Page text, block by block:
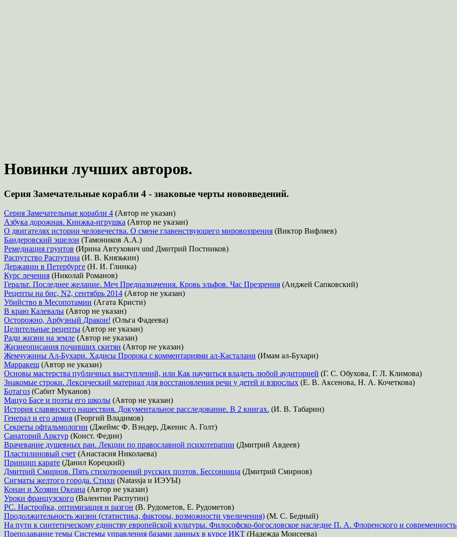
Новинки лучших авторов.
Серия Замечательные корабли 4 - знаковые черты нововведений.
Серия Замечательные корабли 4 (Автор не указан)
Азбука дорожная. Книжка-игрушка (Автор не указан)
О двигателях истории человечества. О смене главенствующего мировоззрения (Виктор Вифляев)
Бандеровский эшелон (Тамоников А.А.)
Ремедиация грунтов (Ирина Автухович und Дмитрий Постников)
Распутство Распутина (И. В. Князькин)
Державин в Петербурге (Н. И. Глинка)
Курс лечения (Николай Романов)
Геральт. Последнее желание. Меч Предназначения. Кровь эльфов. Час Презрения (Анджей Сапковский)
Рецепты на бис, N2, сентябрь 2014 (Автор не указан)
Убийство в Месопотамии (Агата Кристи)
В краю Калевалы (Автор не указан)
Осторожно, Арбузный Дракон! (Ольга Фадеева)
Целительные рецепты (Автор не указан)
Ради жизни на земле (Автор не указан)
Жизнеописания почивших скитян (Автор не указан)
Жемчужины Ал-Бухари. Хадисы Пророка с комментариями ал-Касталани (Имам ал-Бухари)
Марракеш (Автор не указан)
Основы мастерства публичных выступлений, или Как научиться владеть любой аудиторией (Г. С. Обухова, Г. Л. Климова)
Знакомые строки. Лексический материал для восстановления речи у детей и взрослых (Е. В. Аксенова, Н. А. Кочеткова)
Ботагоз (Сабит Муканов)
Мацуо Басе и поэты его школы (Автор не указан)
История славянского нашествия. Документальное расследование. В 2 книгах. (И. В. Табарин)
Генерал и его армия (Георгий Владимов)
Секреты офтальмологии (Джеймс Ф. Вэндер, Дженис А. Голт)
Санаторий Арктур (Конст. Федин)
Врачевание душевных ран. Лекции по православной психотерапии (Дмитрий Авдеев)
Пластилиновый счет (Анастасия Николаева)
Принцип карате (Данил Корецкий)
Дмитрий Смирнов. Пять стихотворений русских поэтов. Бессонница (Дмитрий Смирнов)
Сигматы желтого города. Стихи (Natassja и ИЭУЫ)
Конан и Хозяин Океана (Автор не указан)
Уроки французского (Валентин Распутин)
PC. Настройка, оптимизация и разгон (В. Рудометов, Е. Рудометов)
Продолжительность жизни (статистика, факторы, возможности увеличения) (М. С. Бедный)
На пути к синтетическому единству европейской культуры. Философско-богословское наследие П. А. Флоренского и современность
Преподавание темы Системы управления базами данных в курсе ИКТ (Надежда Моисеева)